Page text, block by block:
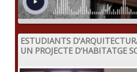
ESTUDIANTS
UN PROJECTE D’HABITATGE